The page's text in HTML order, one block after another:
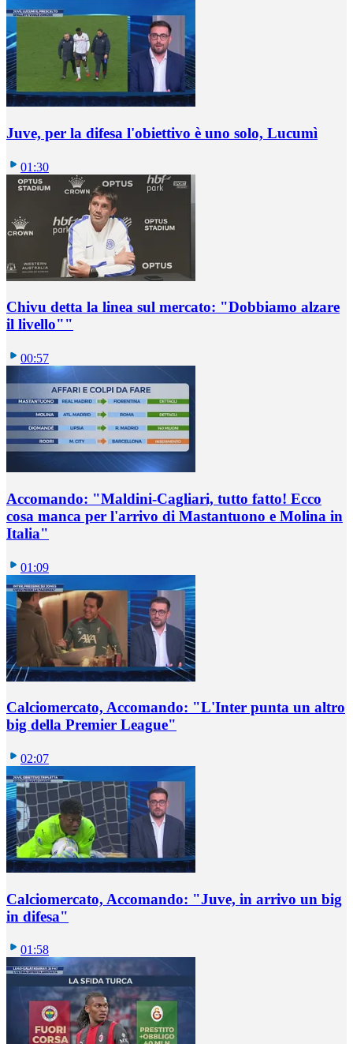
Juve, per la difesa l'obiettivo è uno solo, Lucumì
01:30
Chivu detta la linea sul mercato: "Dobbiamo alzare
il livello""
00:57
Accomando: "Maldini-Cagliari, tutto fatto! Ecco
cosa manca per l'arrivo di Mastantuono e Molina in
Italia"
01:09
Calciomercato, Accomando: "L'Inter punta un altro
big della Premier League"
02:07
Calciomercato, Accomando: "Juve, in arrivo un big
in difesa"
01:58